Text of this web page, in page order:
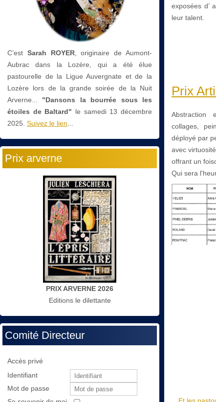
C’est Sarah ROYER, originaire de Aumont-
Aubrac dans la Lozère, qui a été élue
pastourelle de la Ligue Auvergnate et de la
Lozère lors de la grande soirée de la Nuit
Arverne...
"Dansons la bourrée sous les
étoiles de Baltard" le samedi 13 décembre
2025. Suivez le lien
Prix arverne
PRIX ARVERNE 2026
Editions le dilettante
Comité Directeur
Accès privé
Identifiant
Mot de passe
exposées d’
leur talent.
Prix
Abstraction
collages,
déployé par
avec
offrant un
Qui sera